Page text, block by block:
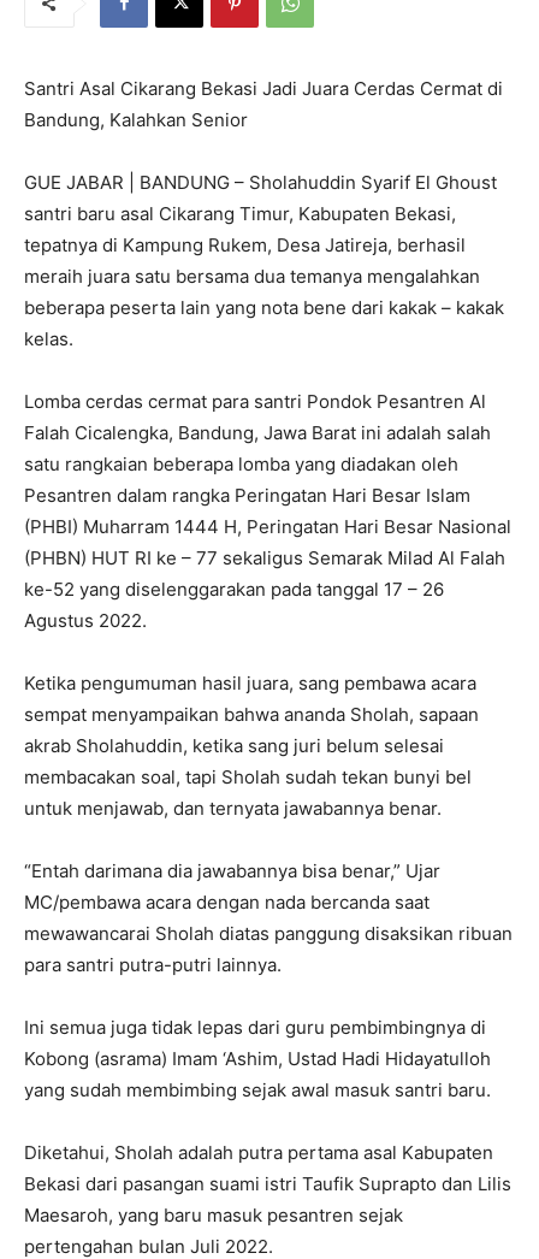
Santri Asal Cikarang Bekasi Jadi Juara Cerdas Cermat di
Bandung, Kalahkan Senior
GUE JABAR | BANDUNG – Sholahuddin Syarif El Ghoust
santri baru asal Cikarang Timur, Kabupaten Bekasi,
tepatnya di Kampung Rukem, Desa Jatireja, berhasil
meraih juara satu bersama dua temanya mengalahkan
beberapa peserta lain yang nota bene dari kakak – kakak
kelas.
Lomba cerdas cermat para santri Pondok Pesantren Al
Falah Cicalengka, Bandung, Jawa Barat ini adalah salah
satu rangkaian beberapa lomba yang diadakan oleh
Pesantren dalam rangka Peringatan Hari Besar Islam
(PHBI) Muharram 1444 H, Peringatan Hari Besar Nasional
(PHBN) HUT RI ke – 77 sekaligus Semarak Milad Al Falah
ke-52 yang diselenggarakan pada tanggal 17 – 26
Agustus 2022.
Ketika pengumuman hasil juara, sang pembawa acara
sempat menyampaikan bahwa ananda Sholah, sapaan
akrab Sholahuddin, ketika sang juri belum selesai
membacakan soal, tapi Sholah sudah tekan bunyi bel
untuk menjawab, dan ternyata jawabannya benar.
“Entah darimana dia jawabannya bisa benar,” Ujar
MC/pembawa acara dengan nada bercanda saat
mewawancarai Sholah diatas panggung disaksikan ribuan
para santri putra-putri lainnya.
Ini semua juga tidak lepas dari guru pembimbingnya di
Kobong (asrama) Imam ‘Ashim, Ustad Hadi Hidayatulloh
yang sudah membimbing sejak awal masuk santri baru.
Diketahui, Sholah adalah putra pertama asal Kabupaten
Bekasi dari pasangan suami istri Taufik Suprapto dan Lilis
Maesaroh, yang baru masuk pesantren sejak
pertengahan bulan Juli 2022.